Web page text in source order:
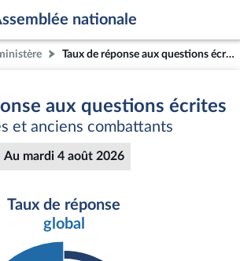
nationale
Taux de réponse aux questions écrites
aux questions écrites
et anciens combattants
Au mardi 4 août 2026
Taux de réponse
global